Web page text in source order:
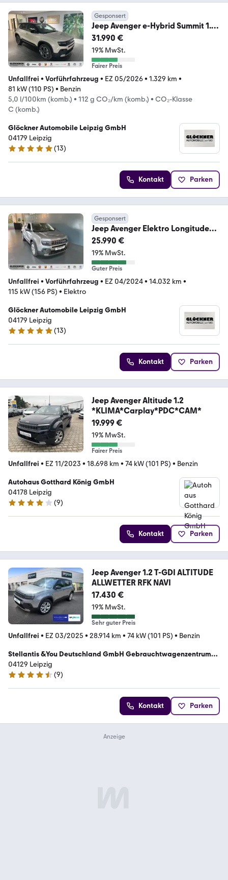
Gesponsert
Jeep Avenger e-Hybrid Summit 1.2l
MHEV
31.990 €
19% MwSt.
Fairer Preis
Unfallfrei • Vorführfahrzeug • EZ 05/2026• 1.329 km •
81 kW (110 PS) • Benzin
5,0 l/100km (komb.) • 112 g CO₂/km (komb.) • CO₂-Klasse
C (komb.)
Glöckner Automobile Leipzig GmbH
04179 Leipzig
4.8 Sterne
(13)
Kontakt Parken
Gesponsert
Jeep Avenger Elektro Longitude
NAVI TECH-STYLE PAKET
25.990 €
19% MwSt.
Guter Preis
Unfallfrei • Vorführfahrzeug • EZ 04/2024• 14.032 km •
115 kW (156 PS) • Elektro
Glöckner Automobile Leipzig GmbH
04179 Leipzig
4.8 Sterne
(13)
Kontakt Parken
Jeep Avenger Altitude 1.2
*KLIMA*Carplay*PDC*CAM*
19.999 €
19% MwSt.
Fairer Preis
Unfallfrei • EZ 11/2023 • 18.698 km • 74 kW (101 PS) • Benzin
Autohaus Gotthard König GmbH
04178 Leipzig
4 Sterne
(9)
Kontakt Parken
Jeep Avenger 1.2 T-GDI ALTITUDE
ALLWETTER RFK NAVI
17.430 €
19% MwSt.
Sehr guter Preis
Unfallfrei • EZ 03/2025 • 28.914 km • 74 kW (101 PS) • Benzin
Stellantis &You Deutschland GmbH Gebrauchtwagenzentrum
Leipzig
04129 Leipzig
4.4 Sterne
(9)
Kontakt Parken